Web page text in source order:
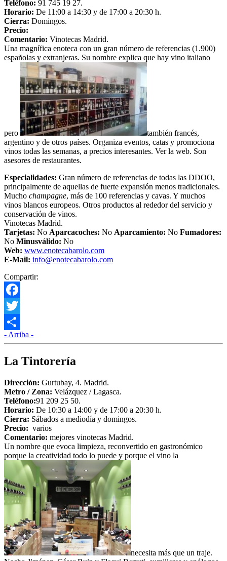
Teléfono: 91 745 19 27.
Horario: De 11:00 a 14:30 y de 17:00 a 20:30 h.
Cierra: Domingos.
Precio:
Comentario: Vinotecas Madrid.
Una magnífica enoteca con un gran número de referencias (1.900)
españolas y extranjeras. Su nombre explica que hay vino italiano
pero
también francés,
argentino y de otros países. Organiza eventos, catas y promociona
vinos todas las semanas, a precios interesantes. Ver la web. Son
asesores de restaurantes.
Especialidades: Gran número de referencias de todas las DDOO,
principalmente de aquellas de fuerte expansión menos tradicionales.
Mucho champagne, más de 100 referencias y cavas. Y muchos
vinos blancos europeos. Otros productos al rededor del servicio y
conservación de vinos.
Vinotecas Madrid.
Tarjetas: No Aparcacoches: No Aparcamiento: No Fumadores:
No Minusválido: No
Web: www.enotecabarolo.com
E-Mail: info@enotecabarolo.com
Compartir:
Facebook
Twitter
Compartir
- Arriba -
La Tintorería
Dirección: Gurtubay, 4. Madrid.
Metro / Zona: Velázquez / Lagasca.
Teléfono:91 209 25 50.
Horario: De 10:30 a 14:00 y de 17:00 a 20:30 h.
Cierra: Sábados a mediodía y domingos.
Precio: varios
Comentario: mejores vinotecas Madrid.
Un nombre que evoca limpieza, reconvertido en gastronómico
porque la creatividad todo lo puede y porque el vino la
necesita más que un traje.